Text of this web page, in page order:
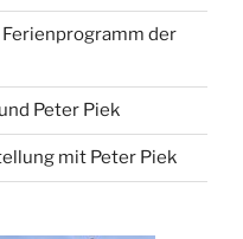
der
Peter Piek
mit Peter Piek